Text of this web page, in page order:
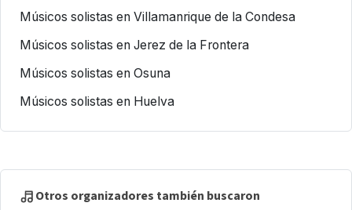
Músicos solistas en Villamanrique de la Condesa
Músicos solistas en Jerez de la Frontera
Músicos solistas en Osuna
Músicos solistas en Huelva
Otros organizadores también buscaron